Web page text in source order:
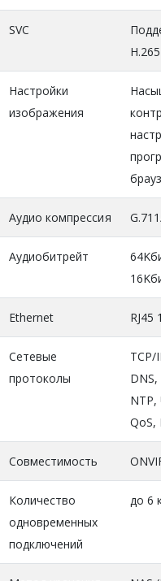
SVC
H.265
Настройки
изображения
Аудио компрессия
Аудиобитрейт
Ethernet RJ45
Сетевые
протоколы
TCP/
DNS,
NTP,
QoS,
Совместимость
Количество
одновременных
подключений
до 6